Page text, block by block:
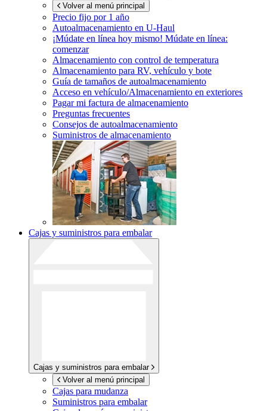
Volver al menú principal
Precio fijo por 1 año
Autoalmacenamiento en U-Haul
¡Múdate en línea hoy mismo! Múdate en línea:
comenzar
Almacenamiento con control de temperatura
Almacenamiento para RV, vehículo y bote
Guía de tamaños de autoalmacenamiento
Acceso en vehículo/Almacenamiento en exteriores
Pagar mi factura de almacenamiento
Preguntas frecuentes
Consejos de autoalmacenamiento
Suministros de almacenamiento
Cajas y suministros para embalar
Cajas y suministros para embalar
Volver al menú principal
Cajas para mudanza
Suministros para embalar